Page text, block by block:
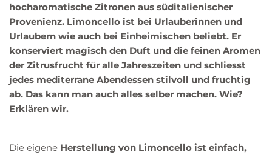
hocharomatische Zitronen aus süditalienischer
Provenienz. Limoncello ist bei Urlauberinnen und
Urlaubern wie auch bei Einheimischen beliebt. Er
konserviert magisch den Duft und die feinen Aromen
der Zitrusfrucht für alle Jahreszeiten und schliesst
jedes mediterrane Abendessen stilvoll und fruchtig
ab. Das kann man auch alles selber machen. Wie?
Erklären wir.
Die eigene Herstellung von Limoncello ist einfach,